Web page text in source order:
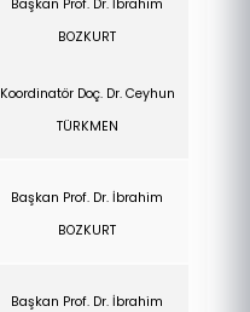
Başkan Prof. Dr. İbrahim
BOZKURT
Koordinatör Doç. Dr. Ceyhun
TÜRKMEN
Başkan Prof. Dr. İbrahim
BOZKURT
Başkan Prof. Dr. İbrahim